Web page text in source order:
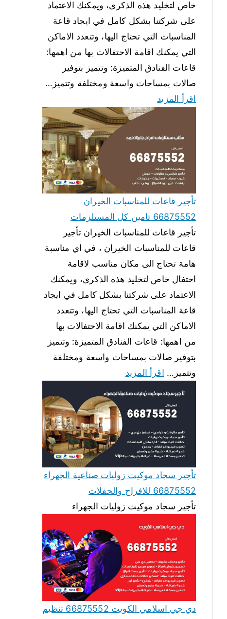
خاص لتخليد هذه الذكرى، ويمكنك الاعتماد
على شركتنا بشكل كامل في ايجاد قاعة
المناسبات التي تحتاج اليها، وتتعدد الاماكن
التي يمكنك اقامة الاحتفالات بها من اهمها:
قاعات الفنادق المتميزة: وتتميز بتوفير
صالات بمساحات واسعة ومختلفة وتتميز…
اقرأ المزيد
تأجير قاعات للمناسبات الخيران
66875552 تامين كل المستلزمات
تأجير قاعات للمناسبات الخيران تأجير
قاعات للمناسبات الخيران ، في اي مناسبة
هامة تحتاج الى مكان مناسب لاقامة
احتفال خاص لتخليد هذه الذكرى، ويمكنك
الاعتماد على شركتنا بشكل كامل في ايجاد
قاعة المناسبات التي تحتاج اليها، وتتعدد
الاماكن التي يمكنك اقامة الاحتفالات بها
من اهمها: قاعات الفنادق المتميزة: وتتميز
بتوفير صالات بمساحات واسعة ومختلفة
وتتميز… اقرأ المزيد
تأجير سجاد موكيت زوليات صناعية الجهراء
66875552 للافراح والحفلات
تأجير سجاد موكيت زوليات الجهراء
دي جي اسلامي الكويت 66875552 تنظيم